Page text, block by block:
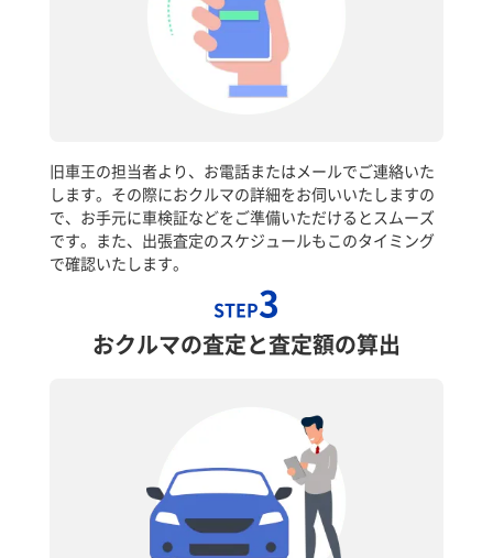
旧車王の担当者より、お電話またはメールでご連絡いた
します。その際におクルマの詳細をお伺いいたしますの
で、お手元に車検証などをご準備いただけるとスムーズ
です。また、出張査定のスケジュールもこのタイミング
で確認いたします。
STEP3
おクルマの査定と査定額の算出